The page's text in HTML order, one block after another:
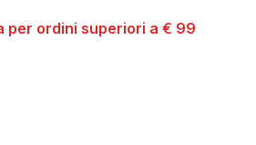
per ordini superiori a € 99